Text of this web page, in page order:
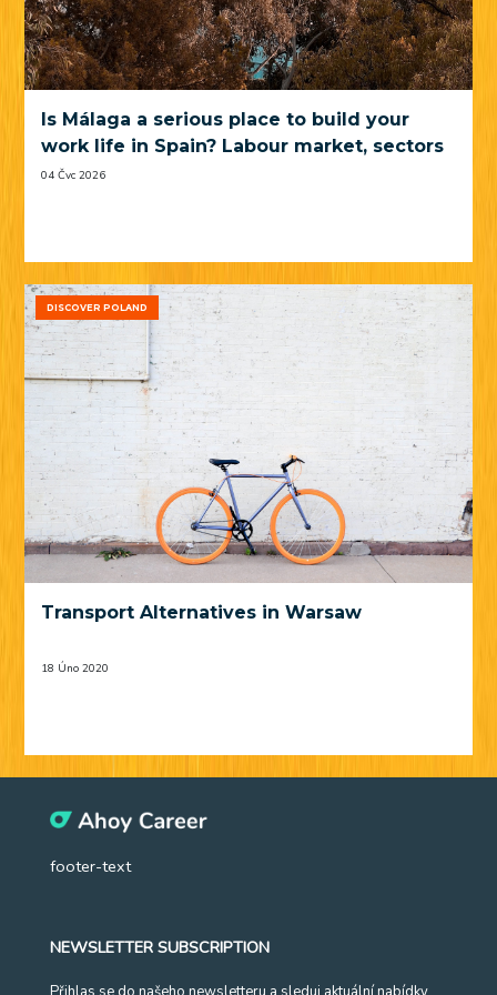
Is Málaga a serious place to build your
work life in Spain? Labour market, sectors
and practical trade-offs
04 Čvc 2026
DISCOVER POLAND
Transport Alternatives in Warsaw
18 Úno 2020
footer-text
NEWSLETTER SUBSCRIPTION